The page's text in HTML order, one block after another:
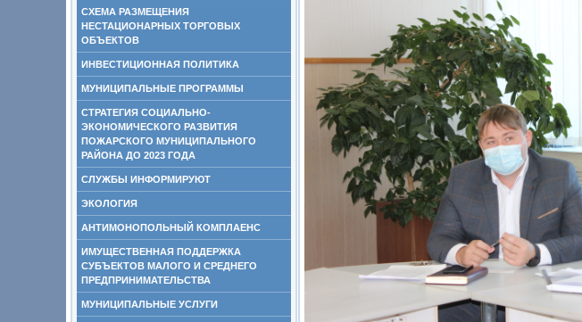
СХЕМА РАЗМЕЩЕНИЯ
НЕСТАЦИОНАРНЫХ ТОРГОВЫХ
ОБЪЕКТОВ
ИНВЕСТИЦИОННАЯ ПОЛИТИКА
МУНИЦИПАЛЬНЫЕ ПРОГРАММЫ
СТРАТЕГИЯ СОЦИАЛЬНО-
ЭКОНОМИЧЕСКОГО РАЗВИТИЯ
ПОЖАРСКОГО МУНИЦИПАЛЬНОГО
РАЙОНА ДО 2023 ГОДА
СЛУЖБЫ ИНФОРМИРУЮТ
ЭКОЛОГИЯ
АНТИМОНОПОЛЬНЫЙ КОМПЛАЕНС
ИМУЩЕСТВЕННАЯ ПОДДЕРЖКА
СУБЪЕКТОВ МАЛОГО И СРЕДНЕГО
ПРЕДПРИНИМАТЕЛЬСТВА
МУНИЦИПАЛЬНЫЕ УСЛУГИ